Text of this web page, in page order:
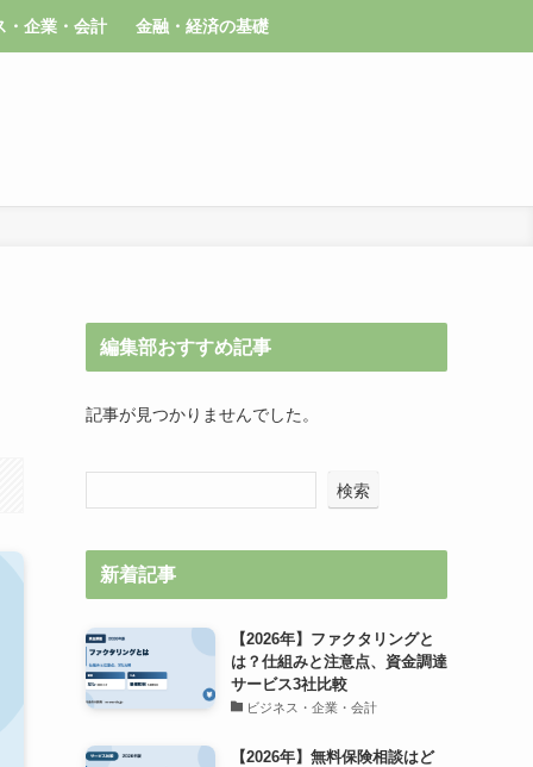
・企業・会計 金融・経済の基礎
編集部おすすめ記事
記事が見つかりませんでした。
検索
新着記事
【2026年】ファクタリングと
は？仕組みと注意点、資金調達
サービス3社比較
ビジネス・企業・会計
【2026年】無料保険相談はど